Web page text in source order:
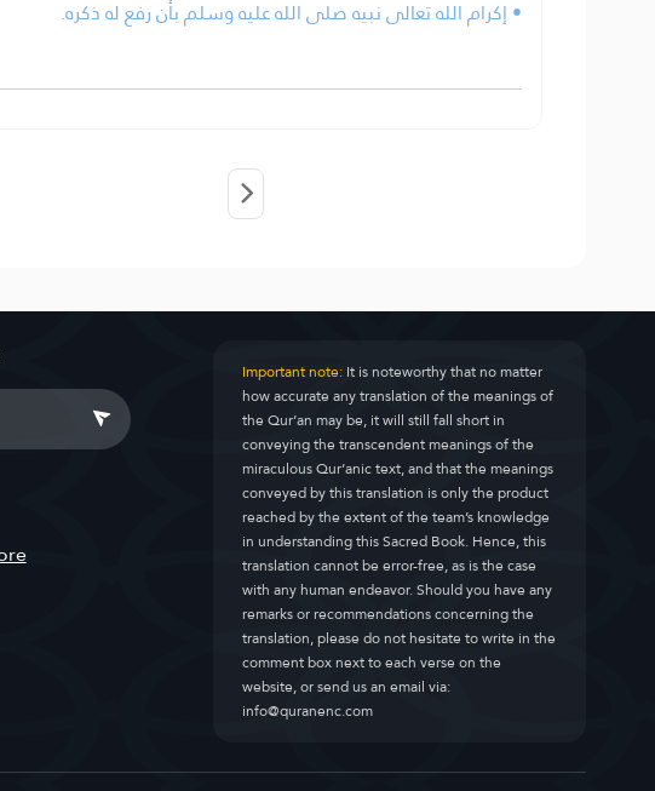
• إكرام الله تعالى نبيه صلى الله عليه وسلم بأن رفع له ذكره.
Important note:It is noteworthy that no matter
how accurate any translation of the meanings of
the Qur’an may be, it will still fall short in
conveying the transcendent meanings of the
miraculous Qur’anic text, and that the meanings
conveyed by this translation is only the product
reached by the extent of the team’s knowledge
in understanding this Sacred Book. Hence, this
translation cannot be error-free, as is the case
with any human endeavor. Should you have any
remarks or recommendations concerning the
translation, please do not hesitate to write in the
comment box next to each verse on the
website, or send us an email via:
info@quranenc.com